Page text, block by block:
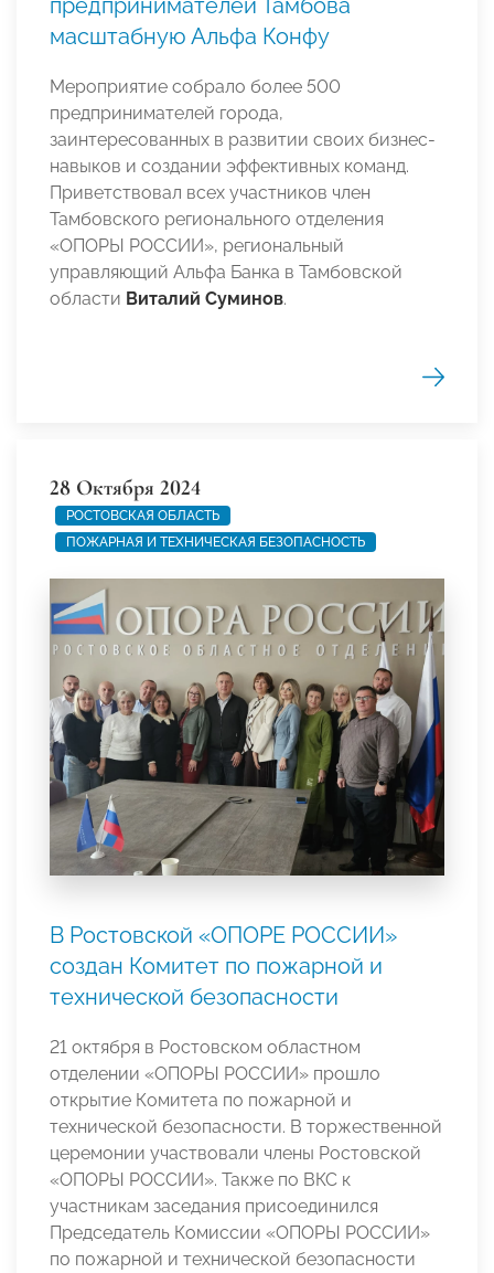
предпринимателей Тамбова
масштабную Альфа Конфу
Мероприятие собрало более 500
предпринимателей города,
заинтересованных в развитии своих бизнес-
навыков и создании эффективных команд.
Приветствовал всех участников член
Тамбовского регионального отделения
«ОПОРЫ РОССИИ», региональный
управляющий Альфа Банка в Тамбовской
области Виталий Суминов.
28 Октября 2024
РОСТОВСКАЯ ОБЛАСТЬ
ПОЖАРНАЯ И ТЕХНИЧЕСКАЯ БЕЗОПАСНОСТЬ
В Ростовской «ОПОРЕ РОССИИ»
создан Комитет по пожарной и
технической безопасности
21 октября в Ростовском областном
отделении «ОПОРЫ РОССИИ» прошло
открытие Комитета по пожарной и
технической безопасности. В торжественной
церемонии участвовали члены Ростовской
«ОПОРЫ РОССИИ». Также по ВКС к
участникам заседания присоединился
Председатель Комиссии «ОПОРЫ РОССИИ»
по пожарной и технической безопасности